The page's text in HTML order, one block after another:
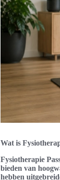
Wat is
Fysiotherapie
bieden van
hebben